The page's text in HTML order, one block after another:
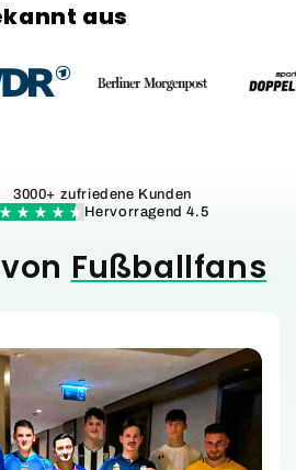
aus
3000+ zufriedene Kunden
Hervorragend 4.5
Fußballfans